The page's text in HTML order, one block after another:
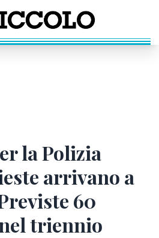
la Polizia
arrivano a
60
triennio